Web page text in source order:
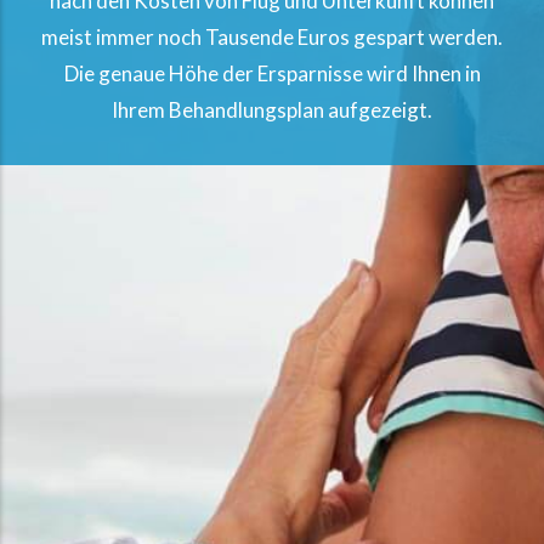
meist immer noch Tausende Euros gespart werden.
Die genaue Höhe der Ersparnisse wird Ihnen in
Ihrem Behandlungsplan aufgezeigt.